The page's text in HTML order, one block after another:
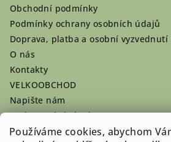
Používáme cookies, abychom
Obchodní podmínky
Podmínky ochrany osobních údajů
Doprava, platba a osobní vyzvednutí
O nás
Kontakty
VELKOOBCHOD
Napište nám
Hodnocení obchodu
Registrace se vyplatí!